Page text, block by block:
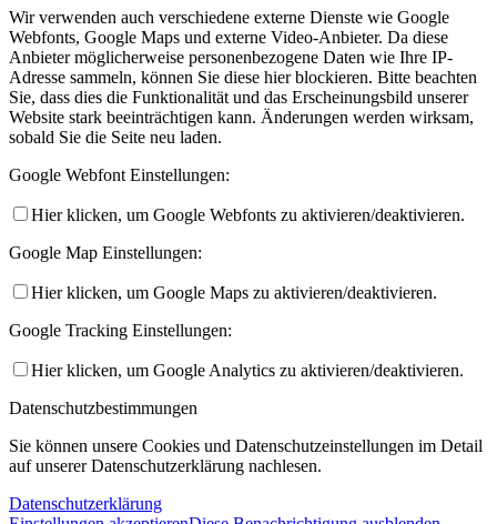
Wir verwenden auch verschiedene externe Dienste wie Google
Webfonts, Google Maps und externe Video-Anbieter. Da diese
Anbieter möglicherweise personenbezogene Daten wie Ihre IP-
Adresse sammeln, können Sie diese hier blockieren. Bitte beachten
Sie, dass dies die Funktionalität und das Erscheinungsbild unserer
Website stark beeinträchtigen kann. Änderungen werden wirksam,
sobald Sie die Seite neu laden.
Google Webfont Einstellungen:
Hier klicken, um Google Webfonts zu aktivieren/deaktivieren.
Google Map Einstellungen:
Hier klicken, um Google Maps zu aktivieren/deaktivieren.
Google Tracking Einstellungen:
Hier klicken, um Google Analytics zu aktivieren/deaktivieren.
Datenschutzbestimmungen
Sie können unsere Cookies und Datenschutzeinstellungen im Detail
auf unserer Datenschutzerklärung nachlesen.
Datenschutzerklärung